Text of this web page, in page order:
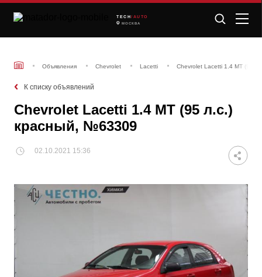
TECH /AUTO
МОСКВА
Объявления Chevrolet Lacetti Chevrolet Lacetti 1.4 MT (95
К списку объявлений
Chevrolet Lacetti 1.4 MT (95 л.с.)
красный, №63309
02.10.2021 15:36